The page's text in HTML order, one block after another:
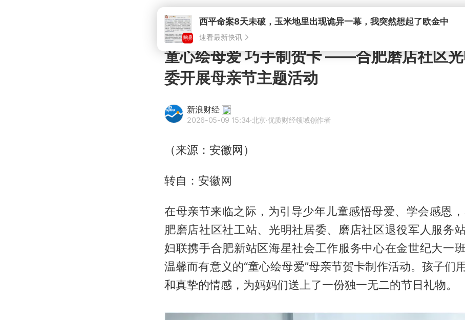
西平命案8天未破，玉米地里出现诡异一幕，我突然想起了欧金中
速看最新快讯
童心绘母爱 巧手制贺卡 ——合肥磨店社区
委开展母亲节主题活动
新浪财经
2026-05-09 15:34·北京·优质财经领域创作者
（来源：安徽网）
转自：安徽网
在母亲节来临之际，为引导少年儿童感悟母爱、学会感恩
肥磨店社区社工站、光明社居委、磨店社区退役军人服务
妇联携手合肥新站区海星社会工作服务中心在金世纪大一
温馨而有意义的“童心绘母爱”母亲节贺卡制作活动。孩子们
和真挚的情感，为妈妈们送上了一份独一无二的节日礼物。